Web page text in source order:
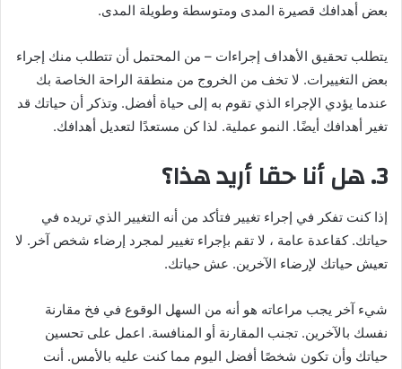
بعض أهدافك قصيرة المدى ومتوسطة وطويلة المدى.
يتطلب تحقيق الأهداف إجراءات – من المحتمل أن تتطلب منك إجراء
بعض التغييرات. لا تخف من الخروج من منطقة الراحة الخاصة بك
عندما يؤدي الإجراء الذي تقوم به إلى حياة أفضل. وتذكر أن حياتك قد
تغير أهدافك أيضًا. النمو عملية. لذا كن مستعدًا لتعديل أهدافك.
3. هل أنا حقا أريد هذا؟
إذا كنت تفكر في إجراء تغيير فتأكد من أنه التغيير الذي تريده في
حياتك. كقاعدة عامة ، لا تقم بإجراء تغيير لمجرد إرضاء شخص آخر. لا
تعيش حياتك لإرضاء الآخرين. عش حياتك.
شيء آخر يجب مراعاته هو أنه من السهل الوقوع في فخ مقارنة
نفسك بالآخرين. تجنب المقارنة أو المنافسة. اعمل على تحسين
حياتك وأن تكون شخصًا أفضل اليوم مما كنت عليه بالأمس. أنت